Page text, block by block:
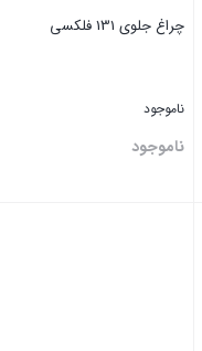
چراغ جلوی 131 فلکسی
ناموجود
ناموجود